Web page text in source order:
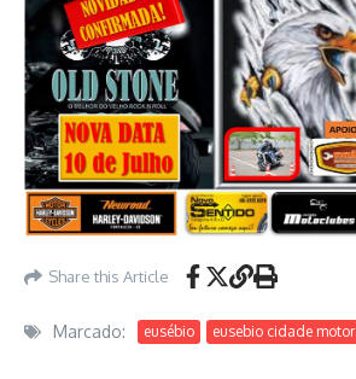
Share this Article
Marcado: eusébio eusebio cidade motor